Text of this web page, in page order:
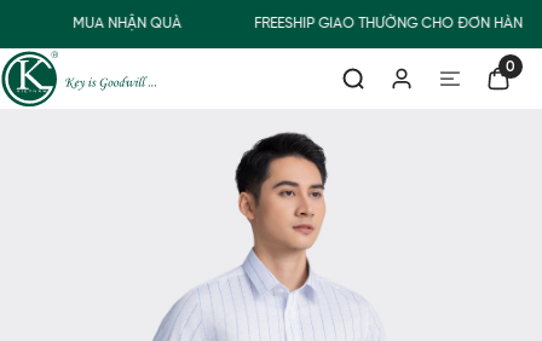
MUA NHẬN QUÀ FREESHIP GIAO THƯỜNG CHO ĐƠN
0